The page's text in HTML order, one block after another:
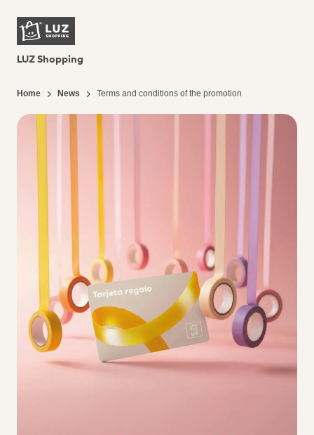
LUZ Shopping
Home News Terms and conditions of the promotion